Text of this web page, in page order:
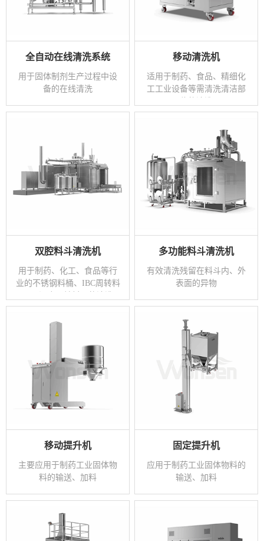
全自动在线清洗系统
用于固体制剂生产过程中设
备的在线清洗
移动清洗机
适用于制药、食品、精细化
工工业设备等需清洗清洁部
双腔料斗清洗机
用于制药、化工、食品等行
业的不锈钢料桶、IBC周转料
多功能料斗清洗机
有效清洗残留在料斗内、外
表面的异物
移动提升机
主要应用于制药工业固体物
料的输送、加料
固定提升机
应用于制药工业固体物料的
输送、加料